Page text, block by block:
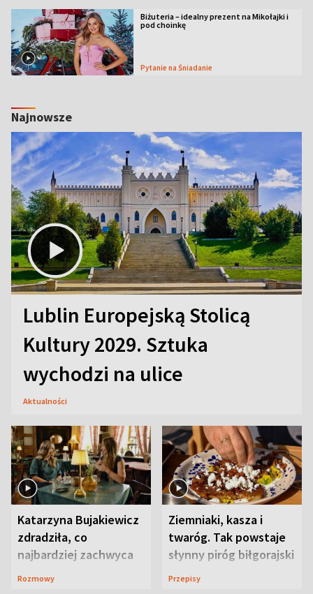
Biżuteria – idealny prezent na Mikołajki i
pod choinkę
Pytanie na Śniadanie
Najnowsze
Lublin Europejską Stolicą
Kultury 2029. Sztuka
wychodzi na ulice
Aktualności
Katarzyna Bujakiewicz
zdradziła, co
najbardziej zachwyca
ją w Lublinie
Rozmowy
Ziemniaki, kasza i
twaróg. Tak powstaje
słynny piróg biłgorajski
Przepisy